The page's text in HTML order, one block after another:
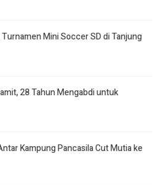
Turnamen Mini Soccer SD di Tanjung
28 Tahun Mengabdi untuk
Kampung Pancasila Cut Mutia ke